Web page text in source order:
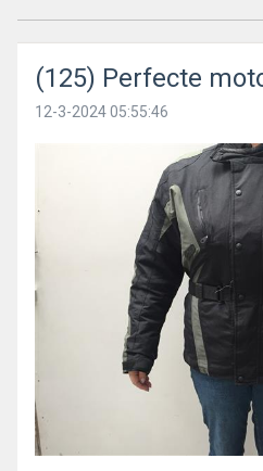
(125) Perfecte
12-3-2024 05:55:46